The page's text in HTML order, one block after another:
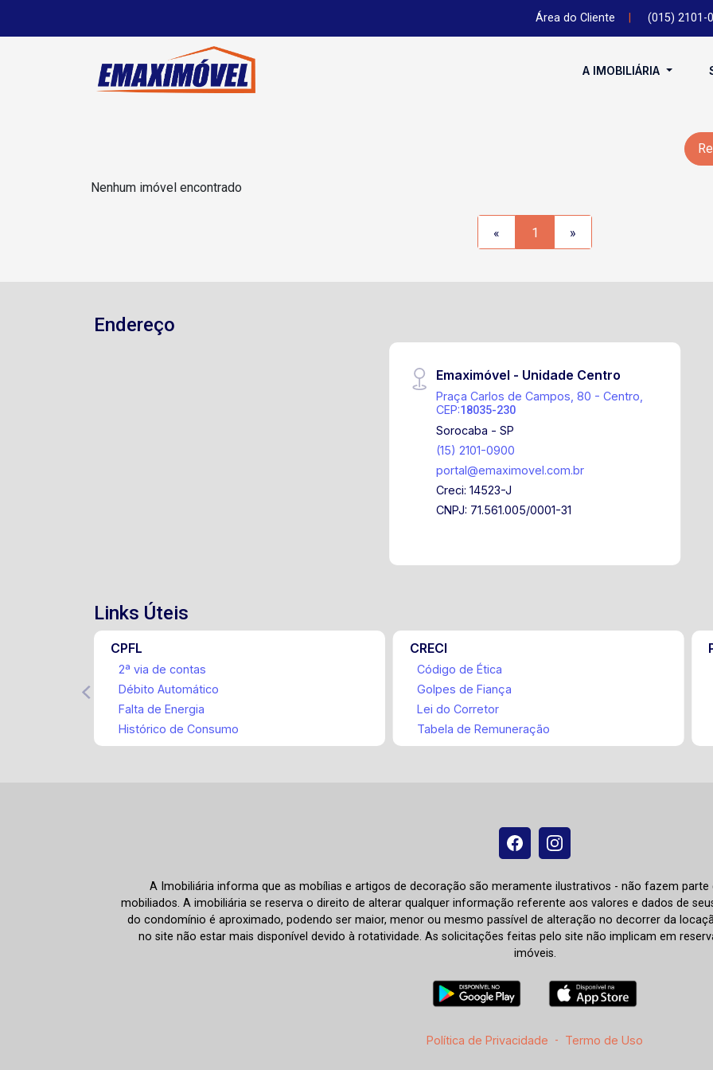
Área do Cliente (015) 2101-
A IMOBILIÁRIA
Nenhum imóvel encontrado
« 1 »
Endereço
Emaximóvel - Unidade Centro
Praça Carlos de Campos, 80 - Centro,
CEP:18035-230
Sorocaba - SP
(15) 2101-0900
portal@emaximovel.com.br
Creci: 14523-J
CNPJ: 71.561.005/0001-31
Links Úteis
CPFL
2ª via de contas
Débito Automático
Falta de Energia
Histórico de Consumo
CRECI
Código de Ética
Golpes de Fiança
Lei do Corretor
Tabela de Remuneração
A Imobiliária informa que as mobílias e artigos de decoração são meramente ilustrativos - não fazem
mobiliados. A imobiliária se reserva o direito de alterar qualquer informação referente aos valores e dados de
do condomínio é aproximado, podendo ser maior, menor ou mesmo passível de alteração no decorrer da
no site não estar mais disponível devido à rotatividade. As solicitações feitas pelo site não implicam em
imóveis.
Política de Privacidade - Termo de Uso